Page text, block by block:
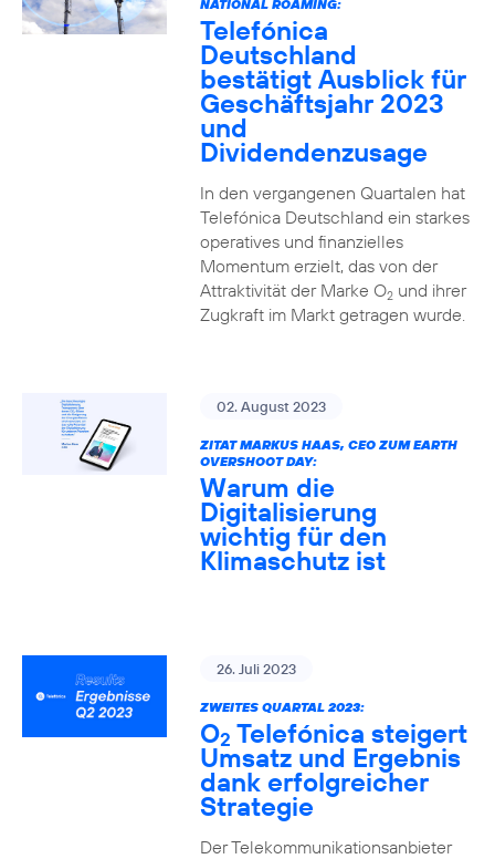
NATIONAL ROAMING:
Telefónica
Deutschland
bestätigt Ausblick für
Geschäftsjahr 2023
und
Dividendenzusage
In den vergangenen Quartalen hat
Telefónica Deutschland ein starkes
operatives und finanzielles
Momentum erzielt, das von der
Attraktivität der Marke O2und ihrer
Zugkraft im Markt getragen wurde.
02. August 2023
ZITAT MARKUS HAAS, CEO ZUM EARTH
OVERSHOOT DAY:
Warum die
Digitalisierung
wichtig für den
Klimaschutz ist
26. Juli 2023
ZWEITES QUARTAL 2023:
O2 Telefónica steigert
Umsatz und Ergebnis
dank erfolgreicher
Strategie
Der Telekommunikationsanbieter